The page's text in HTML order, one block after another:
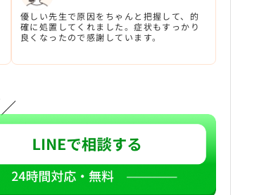
優しい先生で原因をちゃんと把握して、的
確に処置してくれました。症状もすっかり
良くなったので感謝しています。
／